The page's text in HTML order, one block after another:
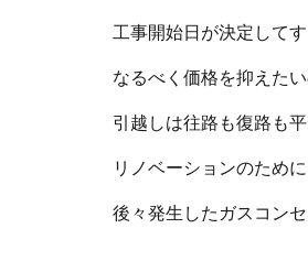
工事開始日が決定して
なるべく価格を抑えたい
引越しは往路も復路も
リノベーションのため
後々発生したガスコン